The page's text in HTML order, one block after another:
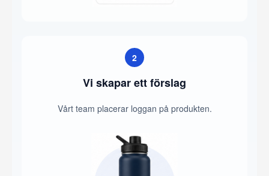
2
Vi skapar ett förslag
Vårt team placerar loggan på produkten.